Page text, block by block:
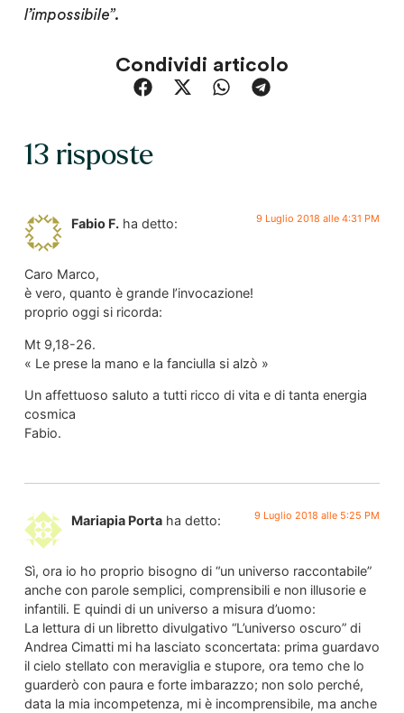
l’impossibile”.
Condividi articolo
13 risposte
Fabio F. ha detto: 9 Luglio 2018 alle 4:31 PM
Caro Marco,
è vero, quanto è grande l’invocazione!
proprio oggi si ricorda:
Mt 9,18-26.
« Le prese la mano e la fanciulla si alzò »
Un affettuoso saluto a tutti ricco di vita e di tanta energia
cosmica
Fabio.
Mariapia Porta ha detto: 9 Luglio 2018 alle 5:25 PM
Sì, ora io ho proprio bisogno di “un universo raccontabile”
anche con parole semplici, comprensibili e non illusorie e
infantili. E quindi di un universo a misura d’uomo:
La lettura di un libretto divulgativo “L’universo oscuro” di
Andrea Cimatti mi ha lasciato sconcertata: prima guardavo
il cielo stellato con meraviglia e stupore, ora temo che lo
guarderò con paura e forte imbarazzo; non solo perché,
data la mia incompetenza, mi è incomprensibile, ma anche